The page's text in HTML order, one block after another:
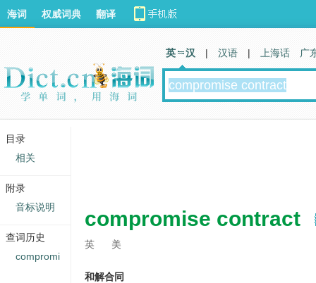
compromise contract
英 美
和解合同
海词 权威词典 翻译
英 汉 | 汉语 | 上海话 广
目录
相关
附录
音标说明
查词历史
compromi